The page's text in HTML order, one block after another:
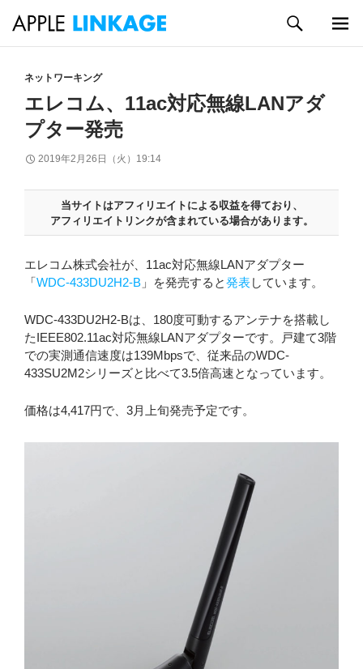
索
ネットワーキング
エレコム、11ac対応無線LANアダ
プター発売
2019年2月26日（火）19:14
当サイトはアフィリエイトによる収益を得ており、
アフィリエイトリンクが含まれている場合があります。
エレコム株式会社が、11ac対応無線LANアダプター
「WDC-433DU2H2-B 」を発売すると発表しています。
WDC-433DU2H2-Bは、180度可動するアンテナを搭載し
たIEEE802.11ac対応無線LANアダプターです。戸建て3階
での実測通信速度は139Mbpsで、従来品のWDC-
433SU2M2シリーズと比べて3.5倍高速となっています。
価格は4,417円で、3月上旬発売予定です。